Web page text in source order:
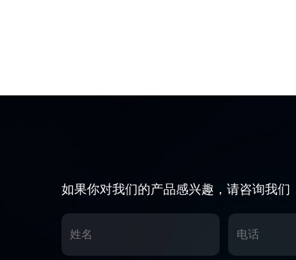
如果你对我们的产品感兴趣，请咨询我们